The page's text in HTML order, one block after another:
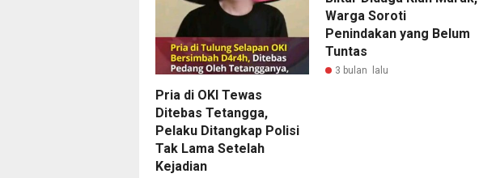
Pria di OKI Tewas
Ditebas Tetangga,
Pelaku Ditangkap Polisi
Tak Lama Setelah
Kejadian
Warga Soroti
Penindakan yang Belum
Tuntas
3 bulan lalu